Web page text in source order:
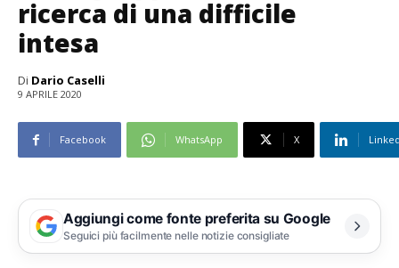
ricerca di una difficile
intesa
Di Dario Caselli
9 APRILE 2020
Facebook WhatsApp X
Aggiungi come fonte preferita su Google
Seguici più facilmente nelle notizie consigliate